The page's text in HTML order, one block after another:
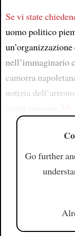
Se vi state
uomo politico
nell’immaginario
camorra
notizia
Go further